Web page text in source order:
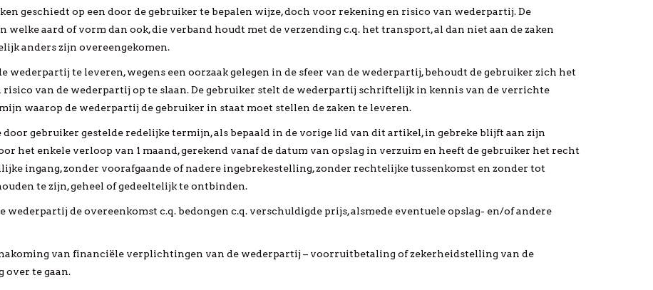
geschiedt op een door de gebruiker te bepalen wijze, doch voor rekening en risico van wederpartij. De
aard of vorm dan ook, die verband houdt met de verzending c.q. het transport, al dan niet aan de zaken
anders zijn overeengekomen.
wederpartij te leveren, wegens een oorzaak gelegen in de sfeer van de wederpartij, behoudt de gebruiker zich het
risico van de wederpartij op te slaan. De gebruiker stelt de wederpartij schriftelijk in kennis van de verrichte
waarop de wederpartij de gebruiker in staat moet stellen de zaken te leveren.
gebruiker gestelde redelijke termijn, als bepaald in de vorige lid van dit artikel, in gebreke blijft aan zijn
het enkele verloop van 1 maand, gerekend vanaf de datum van opslag in verzuim en heeft de gebruiker het recht
ingang, zonder voorafgaande of nadere ingebrekestelling, zonder rechtelijke tussenkomst en zonder tot
te zijn, geheel of gedeeltelijk te ontbinden.
wederpartij de overeenkomst c.q. bedongen c.q. verschuldigde prijs, alsmede eventuele opslag- en/of andere
nakoming van financiële verplichtingen van de wederpartij – voorruitbetaling of zekerheidstelling van de
over te gaan.